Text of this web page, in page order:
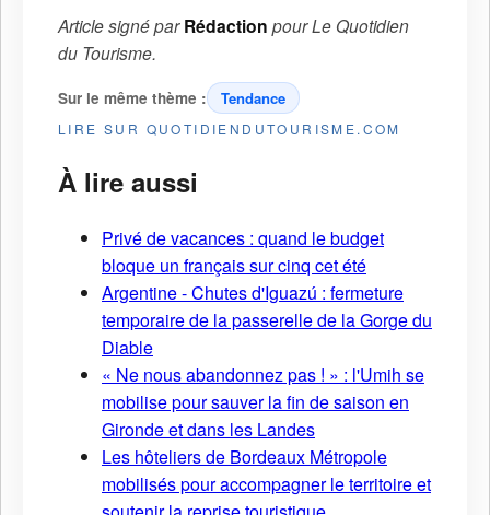
Article signé parRédaction pourLe Quotidien
du Tourisme.
Sur le même thème : Tendance
LIRE SUR QUOTIDIENDUTOURISME.COM
À lire aussi
Privé de vacances : quand le budget
bloque un français sur cinq cet été
Argentine - Chutes d'Iguazú : fermeture
temporaire de la passerelle de la Gorge du
Diable
« Ne nous abandonnez pas ! » : l'Umih se
mobilise pour sauver la fin de saison en
Gironde et dans les Landes
Les hôteliers de Bordeaux Métropole
mobilisés pour accompagner le territoire et